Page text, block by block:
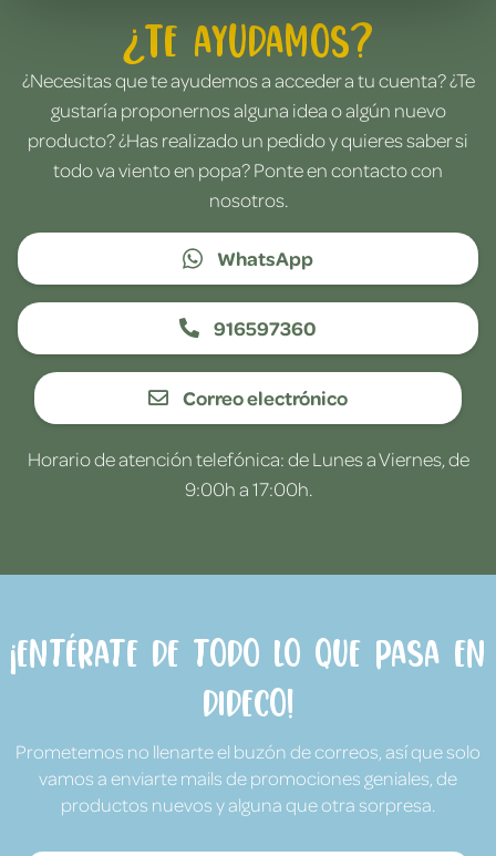
¿Te ayudamos?
¿Necesitas que te ayudemos a acceder a tu cuenta? ¿Te
gustaría proponernos alguna idea o algún nuevo
producto? ¿Has realizado un pedido y quieres saber si
todo va viento en popa? Ponte en contacto con
nosotros.
WhatsApp
916597360
Correo electrónico
Horario de atención telefónica: de Lunes a Viernes, de
9:00h a 17:00h.
¡Entérate de todo lo que pasa en
Dideco!
Prometemos no llenarte el buzón de correos, así que solo
vamos a enviarte mails de promociones geniales, de
productos nuevos y alguna que otra sorpresa.